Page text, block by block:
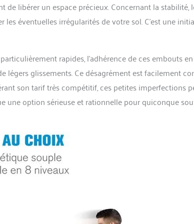
de libérer un espace précieux. Concernant la
éventuelles irrégularités de votre sol. C’est une
rapides, l’adhérence de ces embouts
légers glissements. Ce désagrément est facilement
son tarif très compétitif, ces petites imperfections
une option sérieuse et rationnelle pour quiconque